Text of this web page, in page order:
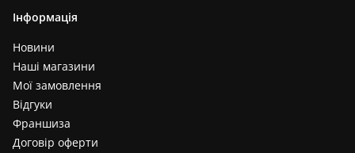
Інформація
Новини
Наші магазини
Мої замовлення
Відгуки
Франшиза
Договір оферти